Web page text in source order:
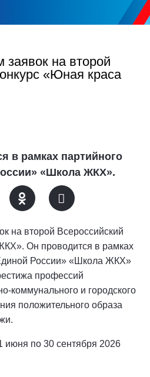
заявок на второй
«Юная краса
в рамках партийного
«Школа ЖКХ».
на второй Всероссийский
Он проводится в рамках
России» «Школа ЖКХ»
профессий
коммунального и городского
положительного образа
июня по 30 сентября 2026